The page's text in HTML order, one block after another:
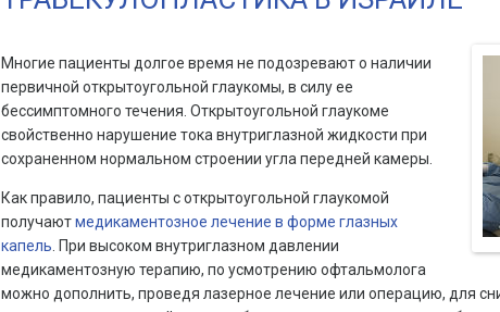
Многие пациенты долгое время не подозревают о наличии
первичной открытоугольной глаукомы, в силу ее
бессимптомного течения. Открытоугольной глаукоме
свойственно нарушение тока внутриглазной жидкости при
сохраненном нормальном строении угла передней камеры.
Как правило, пациенты с открытоугольной глаукомой
получаютмедикаментозное лечение в форме глазных
капель . При высоком внутриглазном давлении
медикаментозную терапию, по усмотрению офтальмолога
можно дополнить, проведя лазерное лечение или операцию, для